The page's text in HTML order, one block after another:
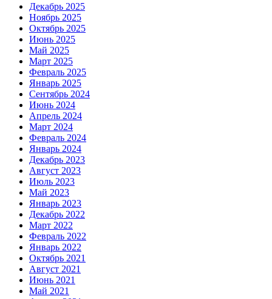
Декабрь 2025
Ноябрь 2025
Октябрь 2025
Июнь 2025
Май 2025
Март 2025
Февраль 2025
Январь 2025
Сентябрь 2024
Июнь 2024
Апрель 2024
Март 2024
Февраль 2024
Январь 2024
Декабрь 2023
Август 2023
Июль 2023
Май 2023
Январь 2023
Декабрь 2022
Март 2022
Февраль 2022
Январь 2022
Октябрь 2021
Август 2021
Июнь 2021
Май 2021